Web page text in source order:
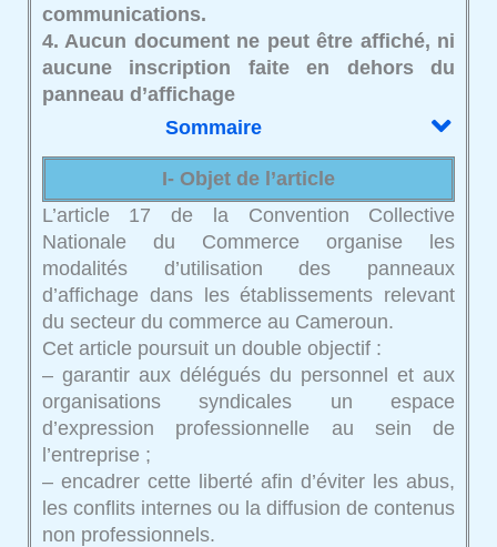
communications.
4. Aucun document ne peut être affiché, ni
aucune inscription faite en dehors du
panneau d’affichage
Sommaire
I- Objet de l’article
L’article 17 de la Convention Collective
Nationale du Commerce organise les
modalités d’utilisation des panneaux
d’affichage dans les établissements relevant
du secteur du commerce au Cameroun.
Cet article poursuit un double objectif :
– garantir aux délégués du personnel et aux
organisations syndicales un espace
d’expression professionnelle au sein de
l’entreprise ;
– encadrer cette liberté afin d’éviter les abus,
les conflits internes ou la diffusion de contenus
non professionnels.